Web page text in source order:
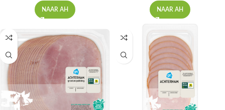
NAAR AH NAAR AH